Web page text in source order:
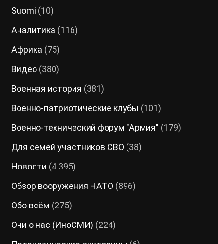
Suomi (10)
Аналитика (116)
Африка (75)
Видео(380)
Военная история (381)
Военно-патриотические клубы (101)
Военно-технический форум "Армия" (179)
Для семей участников СВО (38)
Новости (4 395)
Обзор вооружения НАТО (896)
Обо всём (275)
Они о нас (ИноСМИ) (224)